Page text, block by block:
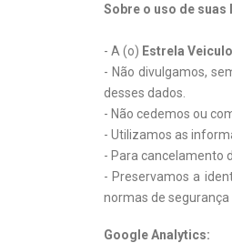
Sobre o uso de
- A (o) Estrela
- Não divulgamos,
desses dados.
- Não cedemos ou
- Utilizamos as
- Para cancelamento
- Preservamos a
normas de segurança
Google Analytics: